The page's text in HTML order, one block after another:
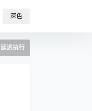
深色
延迟执行